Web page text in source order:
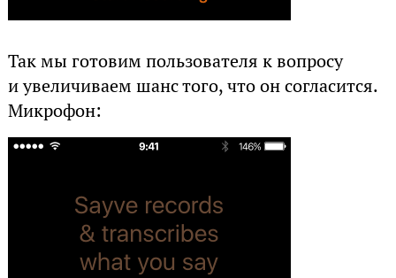
Так мы готовим пользователя к вопросу
и увеличиваем шанс того, что он согласится.
Микрофон: